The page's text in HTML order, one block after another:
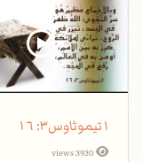
١تيموثاوس٣: ١٦
3930 views